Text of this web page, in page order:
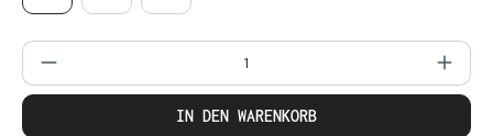
Produkt Anzahl: Gib den gewünschten
IN DEN WARENKORB